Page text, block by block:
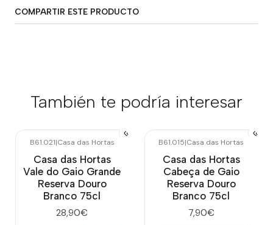
COMPARTIR ESTE PRODUCTO
También te podría interesar
B61.021|Casa das Hortas
Casa das Hortas
Vale do Gaio Grande
Reserva Douro
Branco 75cl
28,90€
B61.015|Casa das Hortas
Casa das Hortas
Cabeça de Gaio
Reserva Douro
Branco 75cl
7,90€